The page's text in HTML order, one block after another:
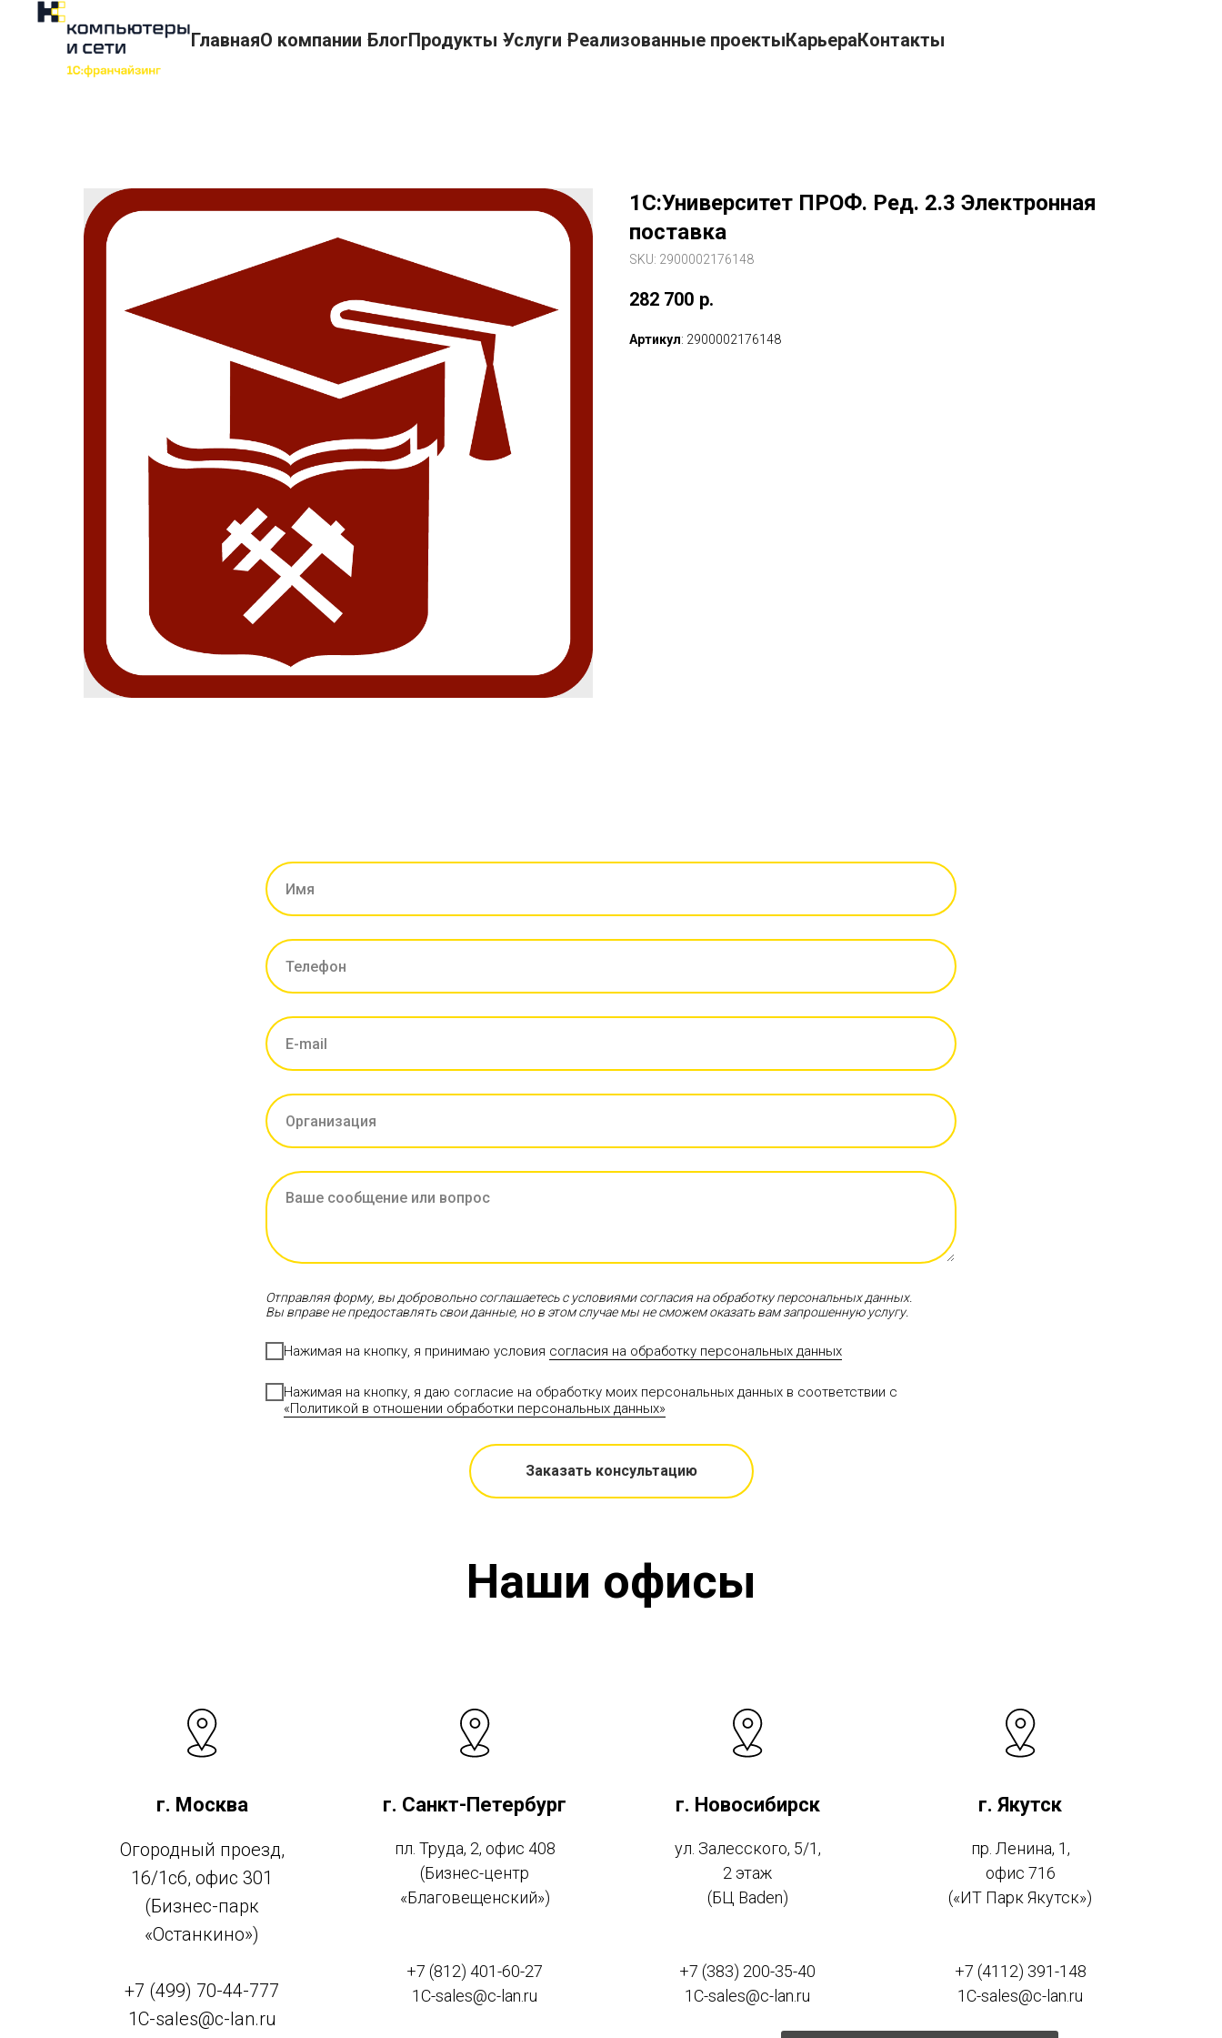
ГлавнаяО компании БлогПродукты Услуги Реализованные проектыКарьераКонтакты
1С:Университет ПРОФ. Ред. 2.3 Электронная
поставка
SKU: 2900002176148
282 700 р.
Артикул: 2900002176148
Отправляя форму, вы добровольно соглашаетесь с условиями согласия на обработку персональных данных.
Вы вправе не предоставлять свои данные, но в этом случае мы не сможем оказать вам запрошенную услугу.
Нажимая на кнопку, я принимаю условия согласия на обработку персональных данных
Нажимая на кнопку, я даю согласие на обработку моих персональных данных в соответствии с
«Политикой в отношении обработки персональных данных»
Заказать консультацию
Наши офисы
г. Москва
Огородный проезд,
16/1с6, офис 301
(Бизнес-парк
«Останкино»)
+7 (499) 70-44-777
1C-sales@c-lan.ru
г. Санкт-Петербург
пл. Труда, 2, офис 408
(Бизнес-центр
«Благовещенский»)
+7 (812) 401-60-27
1C-sales@c-lan.ru
г. Новосибирск
ул. Залесского, 5/1,
2 этаж
(БЦ Baden)
+7 (383) 200-35-40
1C-sales@c-lan.ru
г. Якутск
пр. Ленина, 1,
офис 716
(«ИТ Парк Якутск»)
+7 (4112) 391-148
1C-sales@c-lan.ru